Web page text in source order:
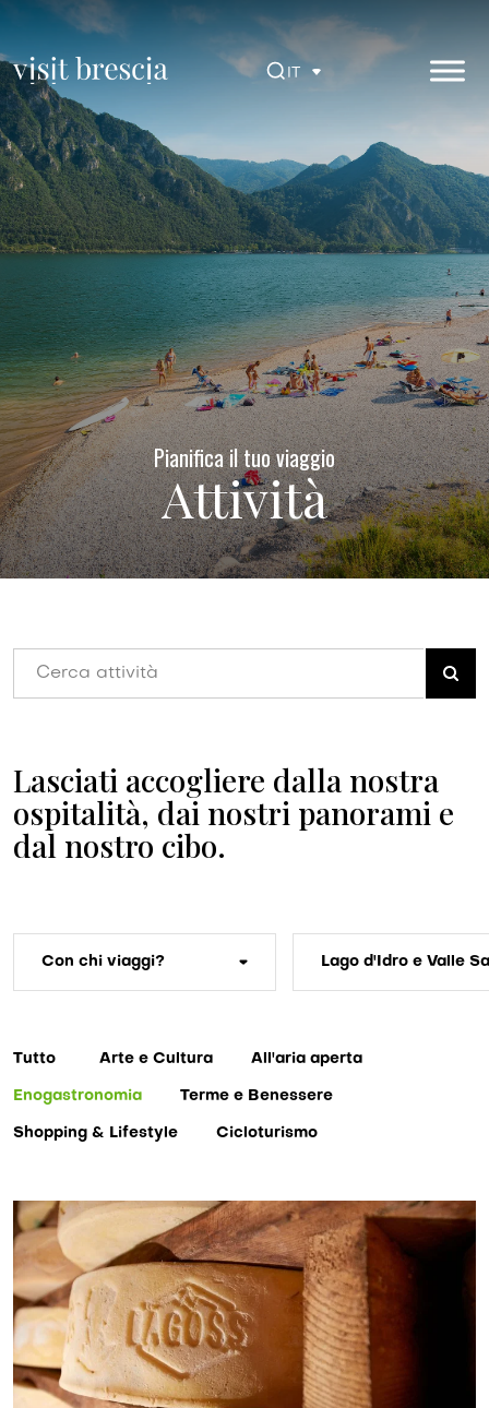
contenuto
principale
Visit Brescia
IT
Pianifica il tuo viaggio
Attività
Lasciati accogliere dalla nostra
ospitalità, dai nostri panorami e
dal nostro cibo.
Tutto Arte e Cultura All'aria aperta
Enogastronomia Terme e Benessere
Shopping & Lifestyle Cicloturismo